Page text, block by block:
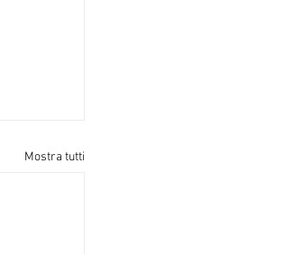
Mostra tutti